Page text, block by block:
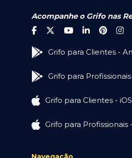
Acompanhe o Grifo nas
Grifo para Clientes -
Grifo para
Grifo para Clientes - iOS
Grifo para Profissionais